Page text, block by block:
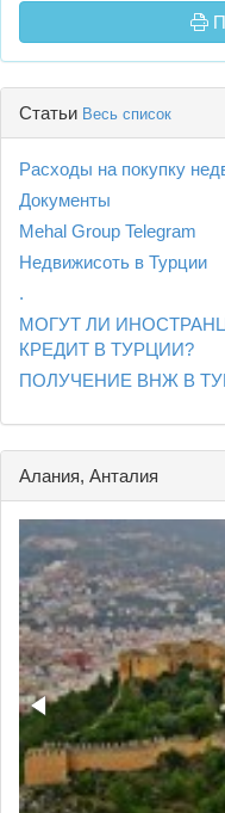
Статьи Весь список
Расходы на покупку
Документы
Mehal Group Telegram
Недвижисоть в Турции
.
МОГУТ ЛИ
КРЕДИТ В ТУРЦИИ?
ПОЛУЧЕНИЕ ВНЖ В
Алания, Анталия